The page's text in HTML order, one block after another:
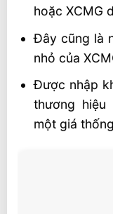
hoặc XCMG
Đây cũng là
nhỏ của
Được nhập
thương hiệu
một giá